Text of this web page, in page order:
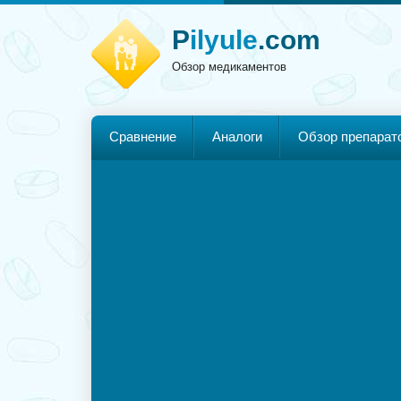
Pilyule.com
Обзор медикаментов
Сравнение Аналоги Обзор